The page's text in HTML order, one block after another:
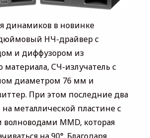
динамиков в новинке
НЧ-драйвер с
и диффузором из
материала, СЧ-излучатель с
диаметром 76 мм и
При этом последние два
металлической пластине с
MMD, которая